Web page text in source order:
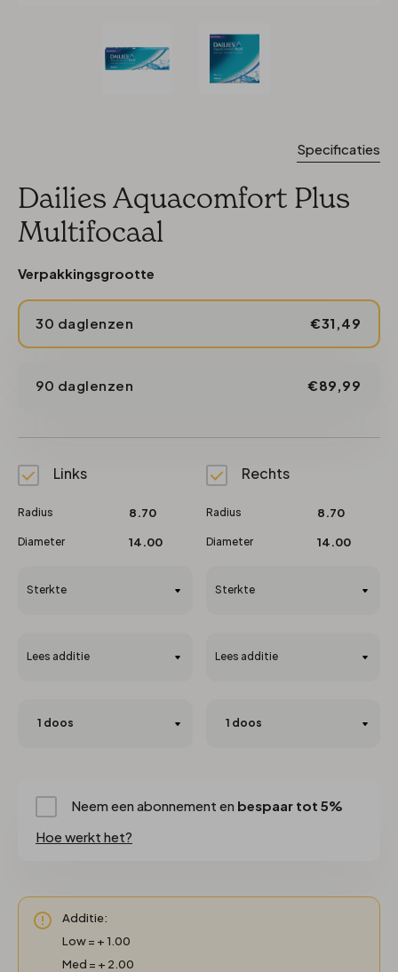
Specificaties
Dailies Aquacomfort Plus
Multifocaal
Verpakkingsgrootte
30 daglenzen €31,49
90 daglenzen €89,99
Links
Radius 8.70
Diameter 14.00
Sterkte
Lees additie
Rechts
Radius 8.70
Diameter 14.00
Sterkte
Lees additie
Neem een abonnement en bespaar tot 5%
Hoe werkt het?
Additie:
Low = + 1.00
Med = + 2.00